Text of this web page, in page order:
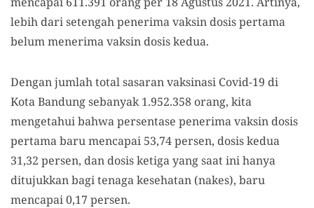
lebih dari setengah penerima vaksin dosis pertama
belum menerima vaksin dosis kedua.
Dengan jumlah total sasaran vaksinasi Covid-19 di
Kota Bandung sebanyak 1.952.358 orang, kita
mengetahui bahwa persentase penerima vaksin dosis
pertama baru mencapai 53,74 persen, dosis kedua
31,32 persen, dan dosis ketiga yang saat ini hanya
ditujukkan bagi tenaga kesehatan (nakes), baru
mencapai 0,17 persen.